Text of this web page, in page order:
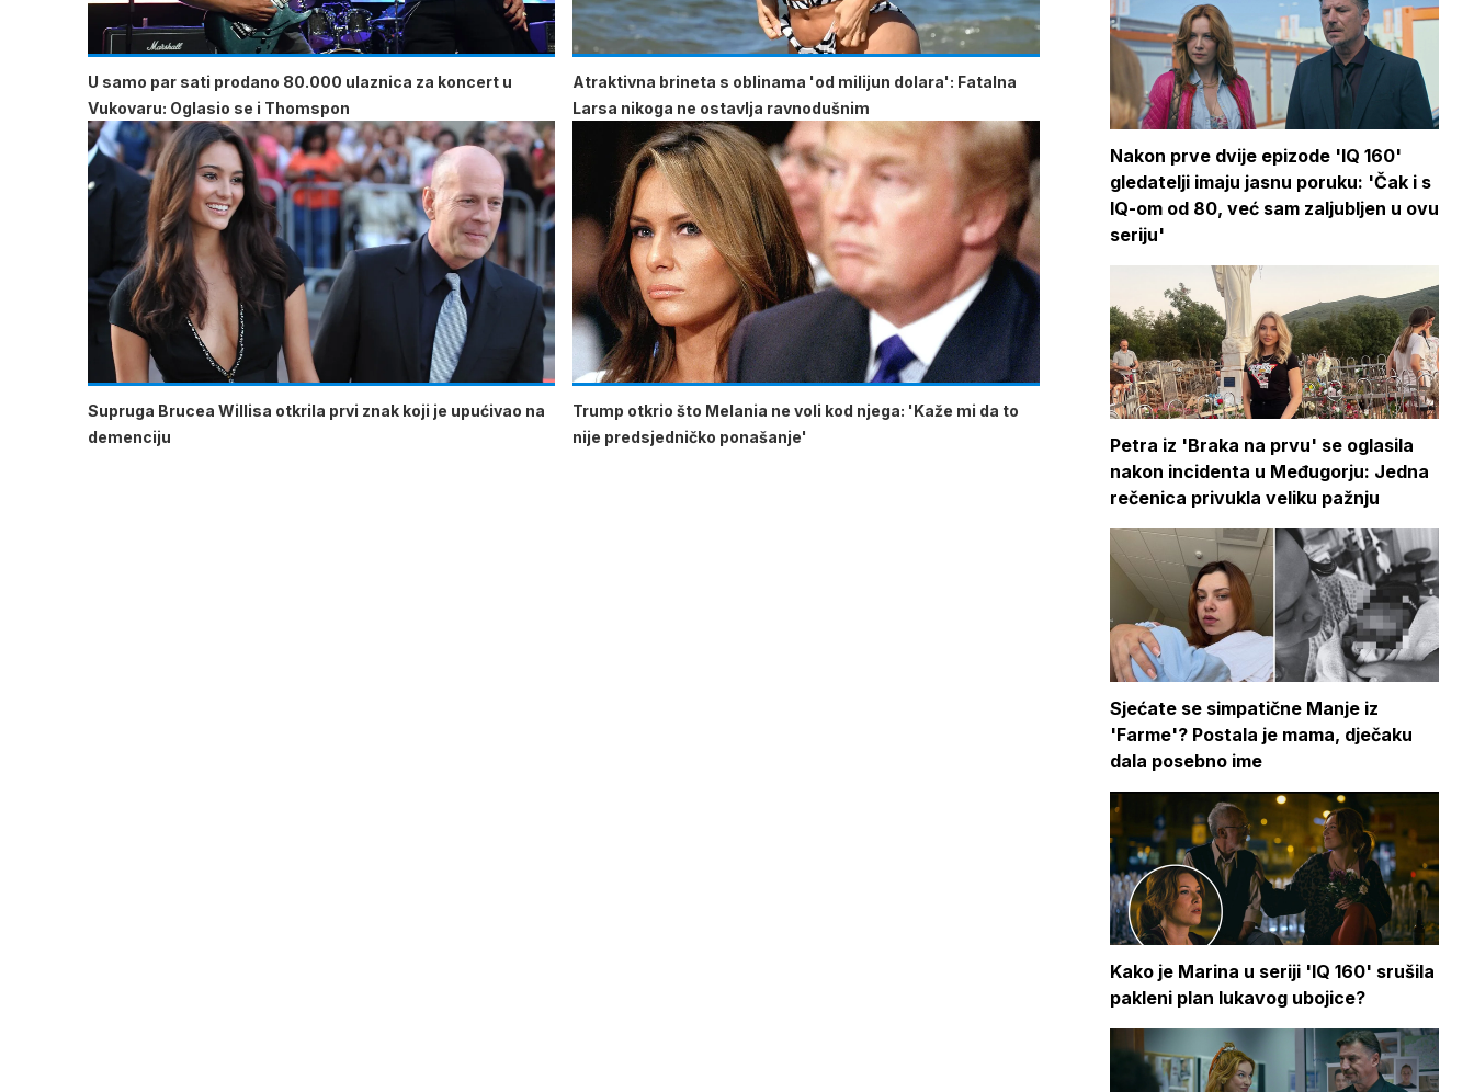
U samo par sati prodano 80.000 ulaznica za koncert u
Vukovaru: Oglasio se i Thomspon
Atraktivna brineta s oblinama 'od milijun dolara': Fatalna
Larsa nikoga ne ostavlja ravnodušnim
Supruga Brucea Willisa otkrila prvi znak koji je upućivao na
demenciju
Trump otkrio što Melania ne voli kod njega: 'Kaže mi da to
nije predsjedničko ponašanje'
Nakon prve dvije epizode 'IQ 160'
gledatelji imaju jasnu poruku: 'Čak i s
IQ-om od 80, već sam zaljubljen u ovu
seriju'
Petra iz 'Braka na prvu' se oglasila
nakon incidenta u Međugorju: Jedna
rečenica privukla veliku pažnju
Sjećate se simpatične Manje iz
'Farme'? Postala je mama, dječaku
dala posebno ime
Kako je Marina u seriji 'IQ 160' srušila
pakleni plan lukavog ubojice?